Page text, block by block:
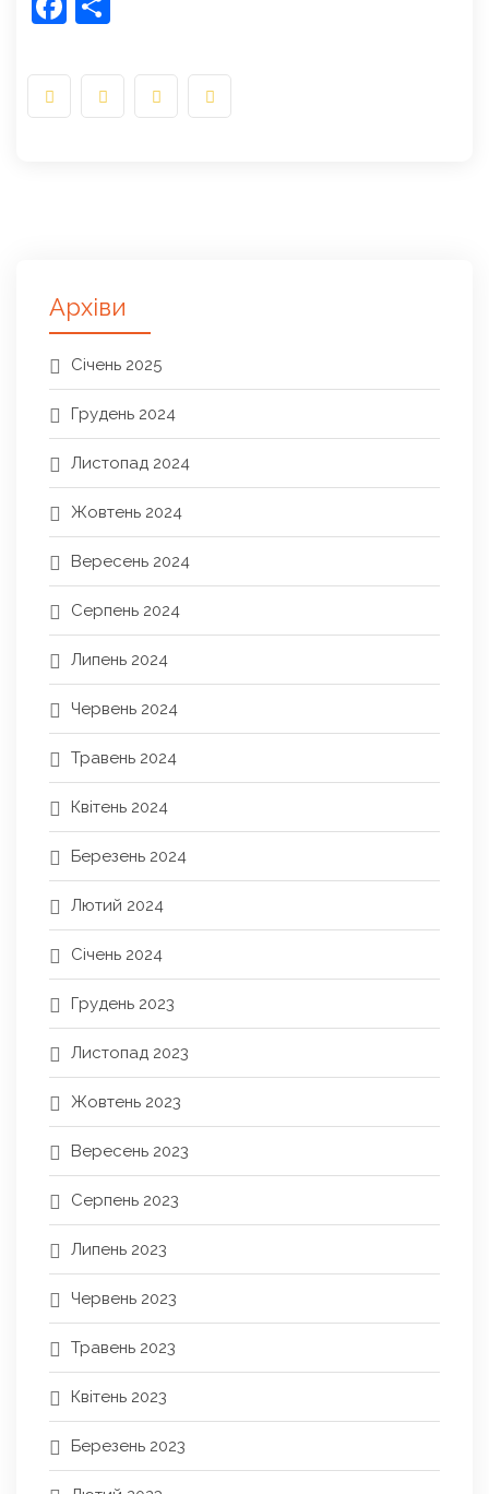
Архіви
Січень 2025
Грудень 2024
Листопад 2024
Жовтень 2024
Вересень 2024
Серпень 2024
Липень 2024
Червень 2024
Травень 2024
Квітень 2024
Березень 2024
Лютий 2024
Січень 2024
Грудень 2023
Листопад 2023
Жовтень 2023
Вересень 2023
Серпень 2023
Липень 2023
Червень 2023
Травень 2023
Квітень 2023
Березень 2023